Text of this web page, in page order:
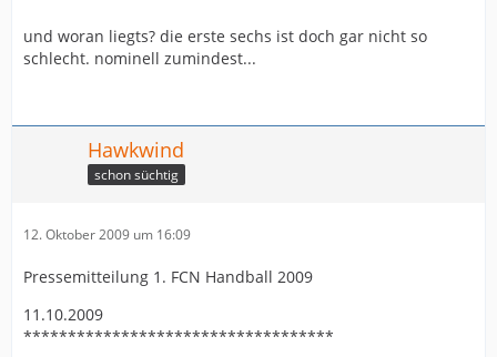
und woran liegts? die erste sechs ist doch gar nicht so
schlecht. nominell zumindest...
Hawkwind
schon süchtig
12. Oktober 2009 um 16:09
Pressemitteilung 1. FCN Handball 2009
11.10.2009
***********************************